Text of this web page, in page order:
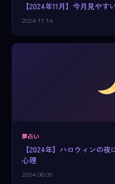
【2024年11月】今月見やす
2024.11.14
夢占い
【2024年】ハロウィンの
心理
2024.08.05